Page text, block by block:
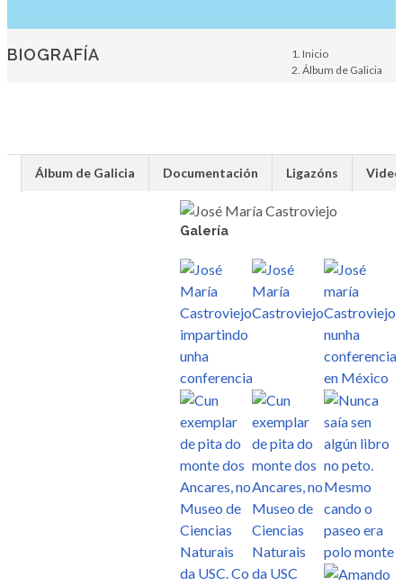
BIOGRAFÍA
Inicio
Álbum de Galicia
Álbum de Galicia Documentación Ligazóns
Galería